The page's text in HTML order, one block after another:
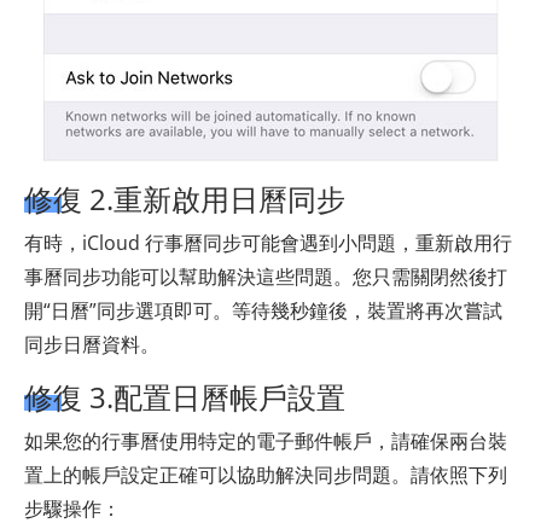
修復 2.重新啟用日曆同步
有時，iCloud 行事曆同步可能會遇到小問題，重新啟用行
事曆同步功能可以幫助解決這些問題。您只需關閉然後打
開“日曆”同步選項即可。等待幾秒鐘後，裝置將再次嘗試
同步日曆資料。
修復 3.配置日曆帳戶設置
如果您的行事曆使用特定的電子郵件帳戶，請確保兩台裝
置上的帳戶設定正確可以協助解決同步問題。請依照下列
步驟操作：